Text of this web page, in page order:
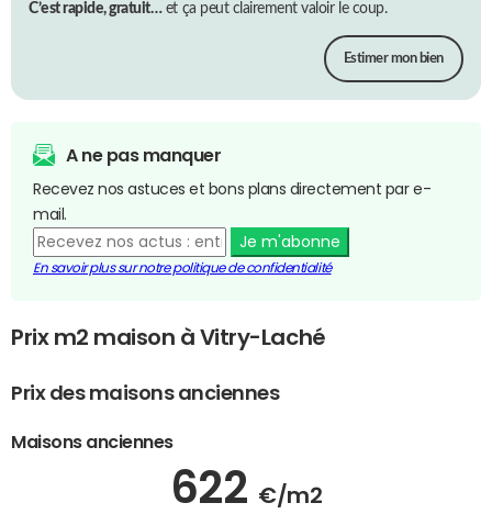
C’est rapide, gratuit…et ça peut clairement valoir le coup.
Estimer mon bien
A ne pas manquer
Recevez nos astuces et bons plans directement par e-
mail.
Je m'abonne
En savoir plus sur notre politique de confidentialité
Prix m2 maison à Vitry-Laché
Prix des maisons anciennes
Maisons anciennes
622 €/m2